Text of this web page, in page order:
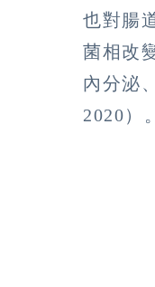
也對腸
菌相改
內分泌
2020）。